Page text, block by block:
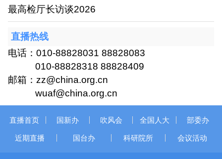
最高检厅长访谈2026
直播热线
电话：010-88828031 88828083
010-88828318 88828409
邮箱：zz@china.org.cn
wuaf@china.org.cn
直播首页 国新办 吹风会 全国人大 部委办
近期直播 国台办 科研院所 会议活动